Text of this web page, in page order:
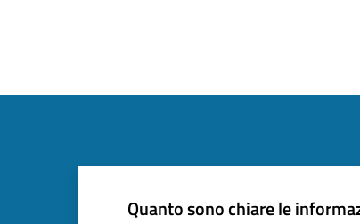
Quanto sono chiare le